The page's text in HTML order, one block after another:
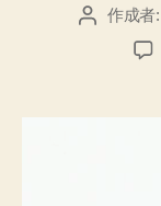
投 作成者: